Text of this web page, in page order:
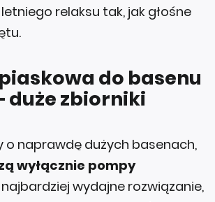
relaksu tak, jak głośne
do basenu
duże zbiorniki
o naprawdę dużych basenach,
wyłącznie pompy
najbardziej wydajne rozwiązanie,